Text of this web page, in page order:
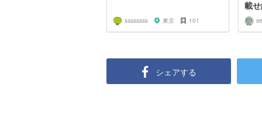
ssssssss 東京 101
載
シェアする